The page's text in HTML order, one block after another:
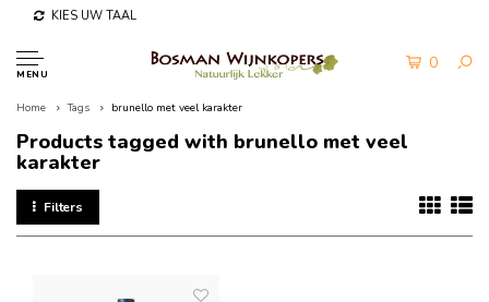
KIES UW TAAL
MENU
0
Home Tags brunello met veel karakter
Products tagged with brunello met veel
karakter
Filters